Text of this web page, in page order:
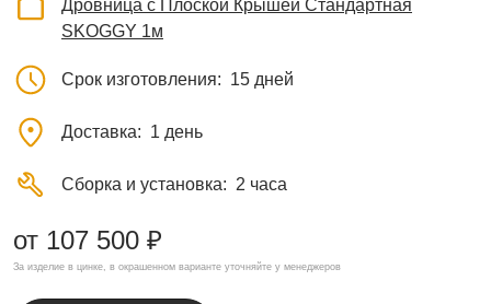
Дровница с Плоской Крышей Стандартная
SKOGGY 1м
Срок изготовления 15 дней
Доставка 1 день
Сборка и установка 2 часа
от 107 500 ₽
За изделие в цинке, в окрашенном варианте уточняйте у менеджеров